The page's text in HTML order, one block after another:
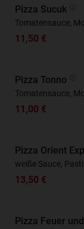
Pizza Sucuk
Tomatensauce,
11,50 €
Pizza Tonno
Tomatensauce,
11,00 €
Pizza Orient
weiße Sauce,
13,50 €
Pizza Feuer